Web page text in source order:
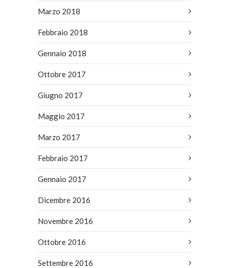
Marzo 2018
Febbraio 2018
Gennaio 2018
Ottobre 2017
Giugno 2017
Maggio 2017
Marzo 2017
Febbraio 2017
Gennaio 2017
Dicembre 2016
Novembre 2016
Ottobre 2016
Settembre 2016